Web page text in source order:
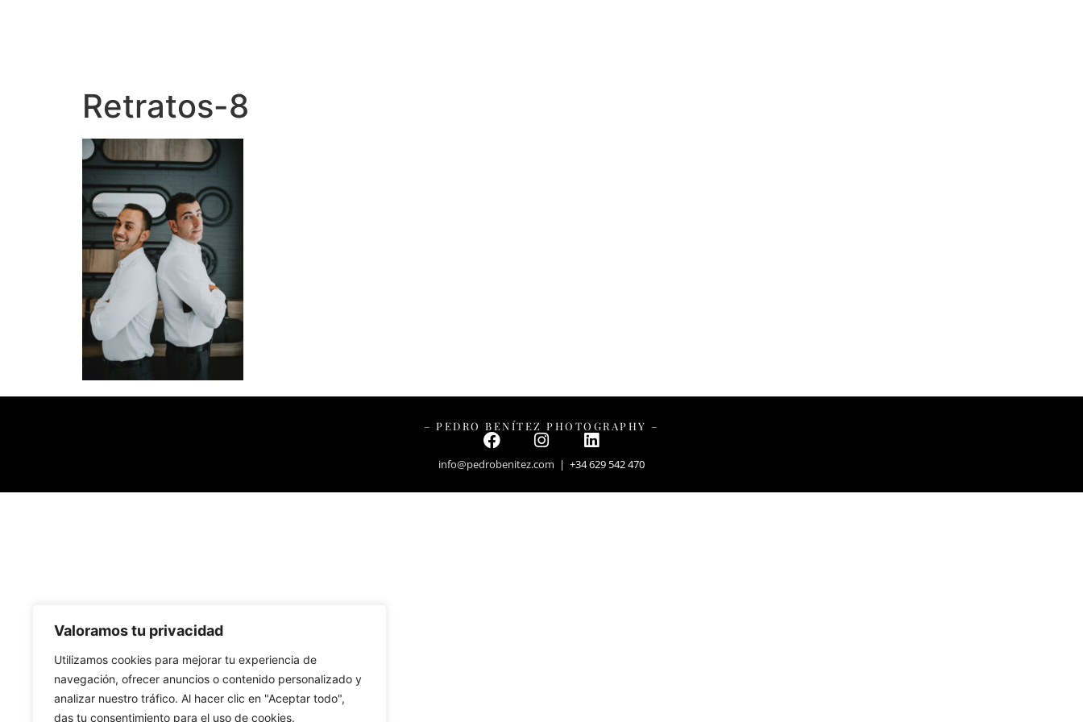
Valoramos tu privacidad
Utilizamos cookies para mejorar tu experiencia de
navegación, ofrecer anuncios o contenido personalizado y
analizar nuestro tráfico. Al hacer clic en "Aceptar todo",
das tu consentimiento para el uso de cookies.
Retratos-8
– PEDRO BENÍTEZ PHOTOGRAPHY –
info@pedrobenitez.com | +34 629 542 470